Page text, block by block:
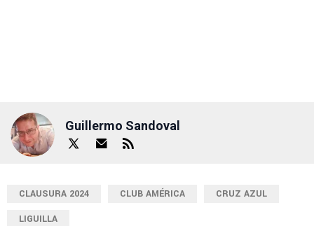
Guillermo Sandoval
CLAUSURA 2024 CLUB AMÉRICA
CRUZ AZUL
LIGUILLA